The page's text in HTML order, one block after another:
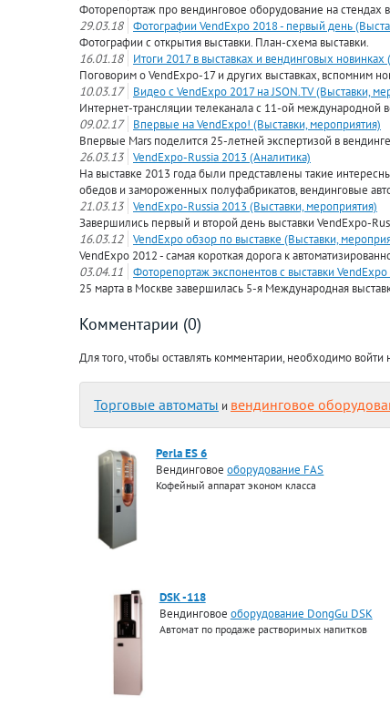
Фоторепортаж про вендинговое оборудование на стендах
29.03.18
Фотографии VendExpo 2018 - первый день
Фотографии с открытия выставки. План-схема выставки.
16.01.18
Итоги 2017 в выставках и вендинговых
Поговорим о VendExpo-17 и других выставках, вспомним
10.03.17
Видео с VendExpo 2017 на JSON.TV (Выставки,
Интернет-трансляции телеканала с 11-ой международной
09.02.17
Впервые на VendExpo! (Выставки, мероприятия)
Впервые Mars поделится 25-летней экспертизой в
26.03.13
VendExpo-Russia 2013 (Аналитика)
На выставке 2013 года были представлены такие
обедов и замороженных полуфабрикатов, вендинговые
21.03.13
VendExpo-Russia 2013 (Выставки, мероприятия)
Завершились первый и второй день выставки VendExpo-
16.03.12
VendExpo обзор по выставке (Выставки,
VendExpo 2012 - самая короткая дорога к
03.04.11
Фоторепортаж экспонентов с выставки
25 марта в Москве завершилась 5-я Международная
Комментарии (0)
Для того, чтобы оставлять комментарии, необходимо войти
Торговые автоматы и вендинговое
Perla ES 6
Вендинговоеоборудование FAS
Кофейный аппарат эконом класса
DSK -118
Вендинговое оборудование DongGu DSK
Автомат по продаже растворимых напитков